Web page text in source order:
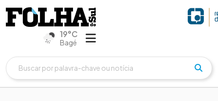
19°C
Bagé